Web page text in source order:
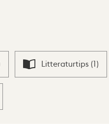
Litteraturtips (1)